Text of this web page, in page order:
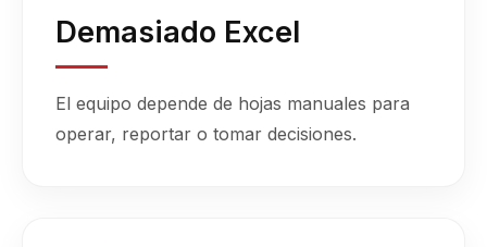
Demasiado Excel
El equipo depende de hojas manuales para
operar, reportar o tomar decisiones.